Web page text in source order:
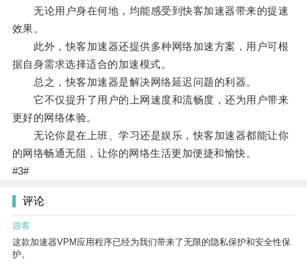
无论用户身在何地，均能感受到快客加速器带来的提速
效果。
此外，快客加速器还提供多种网络加速方案，用户可根
据自身需求选择适合的加速模式。
总之，快客加速器是解决网络延迟问题的利器。
它不仅提升了用户的上网速度和流畅度，还为用户带来
更好的网络体验。
无论你是在上班、学习还是娱乐，快客加速器都能让你
的网络畅通无阻，让你的网络生活更加便捷和愉快。
#3#
评论
游客
这款加速器VPM应用程序已经为我们带来了无限的隐私保护和安全性保
护。